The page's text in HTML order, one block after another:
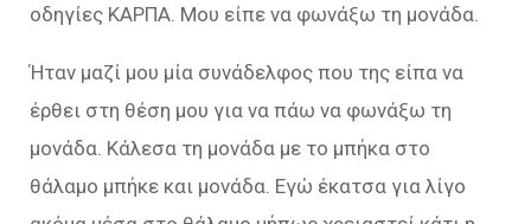
οδηγίες ΚΑΡΠΑ. Μου είπε να φωνάξω τη μονάδα.
Ήταν μαζί μου μία συνάδελφος που της είπα να
έρθει στη θέση μου για να πάω να φωνάξω τη
μονάδα. Κάλεσα τη μονάδα με το μπήκα στο
θάλαμο μπήκε και μονάδα. Εγώ έκατσα για λίγο